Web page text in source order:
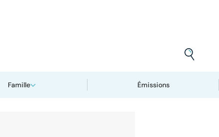
Famille Émissions